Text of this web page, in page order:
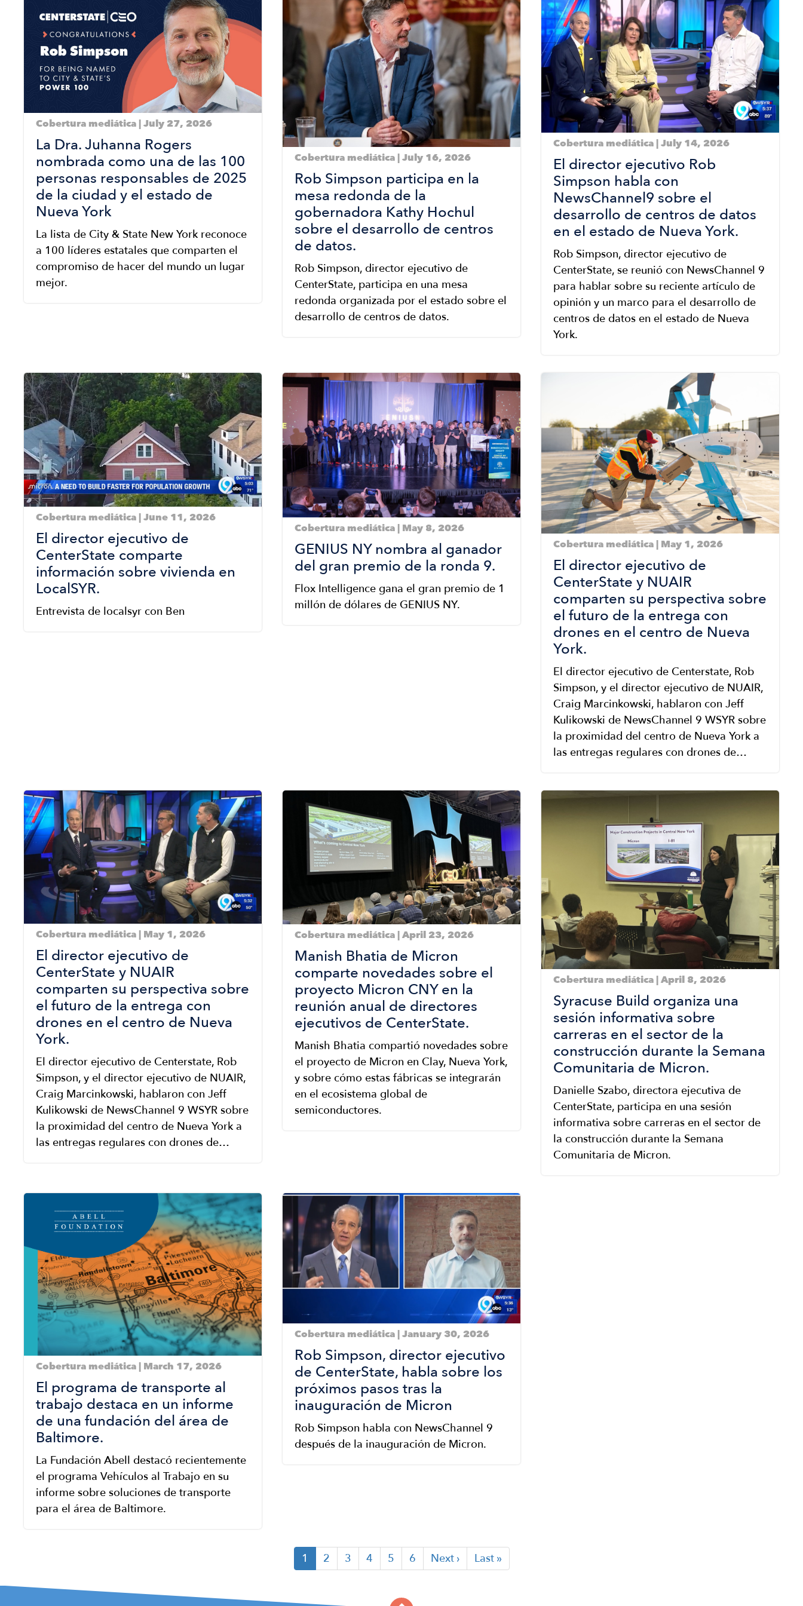
Cobertura mediática | July 27, 2026
La Dra. Juhanna Rogers
nombrada como una de las 100
personas responsables de 2025
de la ciudad y el estado de
Nueva York
La lista de City & State New York reconoce
a 100 líderes estatales que comparten el
compromiso de hacer del mundo un lugar
mejor.
Cobertura mediática | July 16, 2026
Rob Simpson participa en la
mesa redonda de la
gobernadora Kathy Hochul
sobre el desarrollo de centros
de datos.
Rob Simpson, director ejecutivo de
CenterState, participa en una mesa
redonda organizada por el estado sobre el
desarrollo de centros de datos.
Cobertura mediática | July 14, 2026
El director ejecutivo Rob
Simpson habla con
NewsChannel9 sobre el
desarrollo de centros de datos
en el estado de Nueva York.
Rob Simpson, director ejecutivo de
CenterState, se reunió con NewsChannel 9
para hablar sobre su reciente artículo de
opinión y un marco para el desarrollo de
centros de datos en el estado de Nueva
York.
Image
Cobertura mediática | June 11, 2026
El director ejecutivo de
CenterState comparte
información sobre vivienda en
LocalSYR.
Entrevista de localsyr con Ben
Image
Cobertura mediática | May 8, 2026
GENIUS NY nombra al ganador
del gran premio de la ronda 9.
Flox Intelligence gana el gran premio de 1
millón de dólares de GENIUS NY.
Cobertura mediática | May 1, 2026
El director ejecutivo de
CenterState y NUAIR
comparten su perspectiva sobre
el futuro de la entrega con
drones en el centro de Nueva
York.
El director ejecutivo de Centerstate, Rob
Simpson, y el director ejecutivo de NUAIR,
Craig Marcinkowski, hablaron con Jeff
Kulikowski de NewsChannel 9 WSYR sobre
la proximidad del centro de Nueva York a
las entregas regulares con drones de…
Image
Cobertura mediática | May 1, 2026
El director ejecutivo de
CenterState y NUAIR
comparten su perspectiva sobre
el futuro de la entrega con
drones en el centro de Nueva
York.
El director ejecutivo de Centerstate, Rob
Simpson, y el director ejecutivo de NUAIR,
Craig Marcinkowski, hablaron con Jeff
Kulikowski de NewsChannel 9 WSYR sobre
la proximidad del centro de Nueva York a
las entregas regulares con drones de…
Image
Cobertura mediática | April 23, 2026
Manish Bhatia de Micron
comparte novedades sobre el
proyecto Micron CNY en la
reunión anual de directores
ejecutivos de CenterState.
Manish Bhatia compartió novedades sobre
el proyecto de Micron en Clay, Nueva York,
y sobre cómo estas fábricas se integrarán
en el ecosistema global de
semiconductores.
Image
Cobertura mediática | April 8, 2026
Syracuse Build organiza una
sesión informativa sobre
carreras en el sector de la
construcción durante la Semana
Comunitaria de Micron.
Danielle Szabo, directora ejecutiva de
CenterState, participa en una sesión
informativa sobre carreras en el sector de
la construcción durante la Semana
Comunitaria de Micron.
Image
Cobertura mediática | March 17, 2026
El programa de transporte al
trabajo destaca en un informe
de una fundación del área de
Baltimore.
La Fundación Abell destacó recientemente
el programa Vehículos al Trabajo en su
informe sobre soluciones de transporte
para el área de Baltimore.
Image
Cobertura mediática | January 30, 2026
Rob Simpson, director ejecutivo
de CenterState, habla sobre los
próximos pasos tras la
inauguración de Micron
Rob Simpson habla con NewsChannel 9
después de la inauguración de Micron.
Current
page
1 Page
2 Page
3 Page
4 Page
5 Page
6
Next
page
Next ›
Last
page
Last »